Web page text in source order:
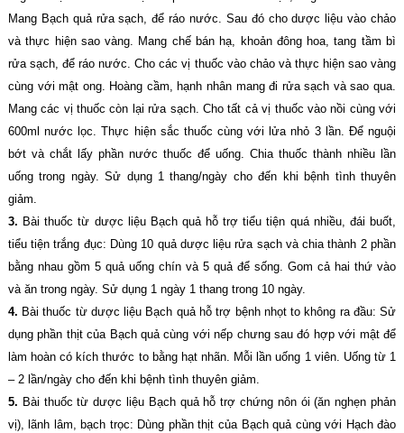
Mang Bạch quả rửa sạch, để ráo nước. Sau đó cho dược liệu vào chảo
và thực hiện sao vàng. Mang chế bán hạ, khoản đông hoa, tang tầm bì
rửa sạch, để ráo nước. Cho các vị thuốc vào chảo và thực hiện sao vàng
cùng với mật ong. Hoàng cầm, hạnh nhân mang đi rửa sạch và sao qua.
Mang các vị thuốc còn lại rửa sạch. Cho tất cả vị thuốc vào nồi cùng với
600ml nước lọc. Thực hiện sắc thuốc cùng với lửa nhỏ 3 lần. Để nguội
bớt và chắt lấy phần nước thuốc để uống. Chia thuốc thành nhiều lần
uống trong ngày. Sử dụng 1 thang/ngày cho đến khi bệnh tình thuyên
giảm.
3. Bài thuốc từ dược liệu Bạch quả hỗ trợ tiểu tiện quá nhiều, đái buốt,
tiểu tiện trắng đục: Dùng 10 quả dược liệu rửa sạch và chia thành 2 phần
bằng nhau gồm 5 quả uống chín và 5 quả để sống. Gom cả hai thứ vào
và ăn trong ngày. Sử dụng 1 ngày 1 thang trong 10 ngày.
4. Bài thuốc từ dược liệu Bạch quả hỗ trợ bệnh nhọt to không ra đầu: Sử
dụng phần thịt của Bạch quả cùng với nếp chưng sau đó hợp với mật để
làm hoàn có kích thước to bằng hạt nhãn. Mỗi lần uống 1 viên. Uống từ 1
– 2 lần/ngày cho đến khi bệnh tình thuyên giảm.
5. Bài thuốc từ dược liệu Bạch quả hỗ trợ chứng nôn ói (ăn nghẹn phản
vị), lãnh lâm, bạch trọc: Dùng phần thịt của Bạch quả cùng với Hạch đào